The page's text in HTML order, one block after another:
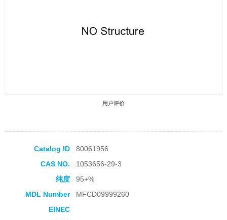
用户评价
Catalog ID
80061956
CAS NO.
1053656-29-3
纯度
95+%
MDL Number
MFCD09999260
EINEC